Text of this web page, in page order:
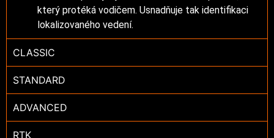
který protéká vodičem. Usnadňuje tak identifikaci
lokalizovaného vedení.
CLASSIC
STANDARD
ADVANCED
RTK